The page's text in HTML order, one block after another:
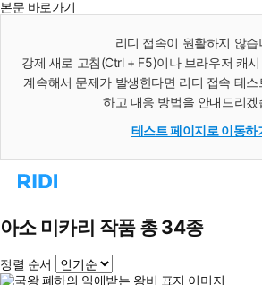
본문 바로가기
리디 접속이 원활하지 않습
강제 새로 고침(Ctrl + F5)이나 브라우저 캐
계속해서 문제가 발생한다면 리디 접속 테
하고 대응 방법을 안내드리겠
테스트 페이지로 이동하
리
으
로
동
아소 미카리 작품 총 34종
정렬 순서